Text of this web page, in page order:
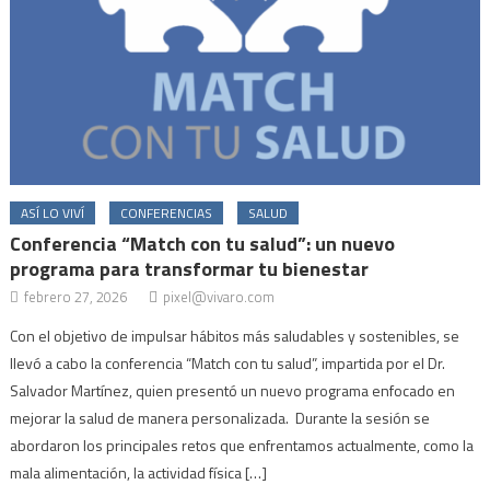
ASÍ LO VIVÍ CONFERENCIAS SALUD
Conferencia “Match con tu salud”: un nuevo
programa para transformar tu bienestar
febrero 27, 2026 pixel@vivaro.com
Con el objetivo de impulsar hábitos más saludables y sostenibles, se
llevó a cabo la conferencia “Match con tu salud”, impartida por el Dr.
Salvador Martínez, quien presentó un nuevo programa enfocado en
mejorar la salud de manera personalizada. Durante la sesión se
abordaron los principales retos que enfrentamos actualmente, como la
mala alimentación, la actividad física […]